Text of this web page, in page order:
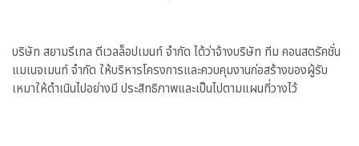
บริษัท สยามรีเทล ดีเวลล็อปเมนท์ จำกัด ได้ว่าจ้างบริษัท ทีม คอนสตรัคชั่น
แมเนจเมนท์ จำกัด ให้บริหารโครงการและควบคุมงานก่อสร้างของผู้รับ
เหมาให้ดำเนินไปอย่างมี ประสิทธิภาพและเป็นไปตามแผนที่วางไว้